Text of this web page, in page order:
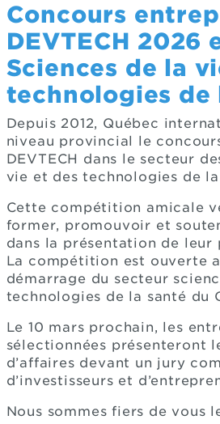
Concours
DEVTECH 2026
Sciences de la
technologies de
Depuis 2012, Québec
niveau provincial le
DEVTECH dans le secteur
vie et des technologies de la
Cette compétition amicale
former, promouvoir et
dans la présentation de leur
La compétition est ouverte
démarrage du secteur
technologies de la santé du
Le 10 mars prochain, les
sélectionnées présenteront
d’affaires devant un jury
d’investisseurs et
Nous sommes fiers de vous